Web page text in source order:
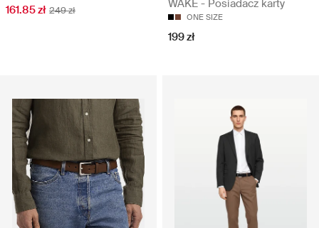
161.85 zł 249 zł
WAKE - Posiadacz karty
ONE SIZE
199 zł